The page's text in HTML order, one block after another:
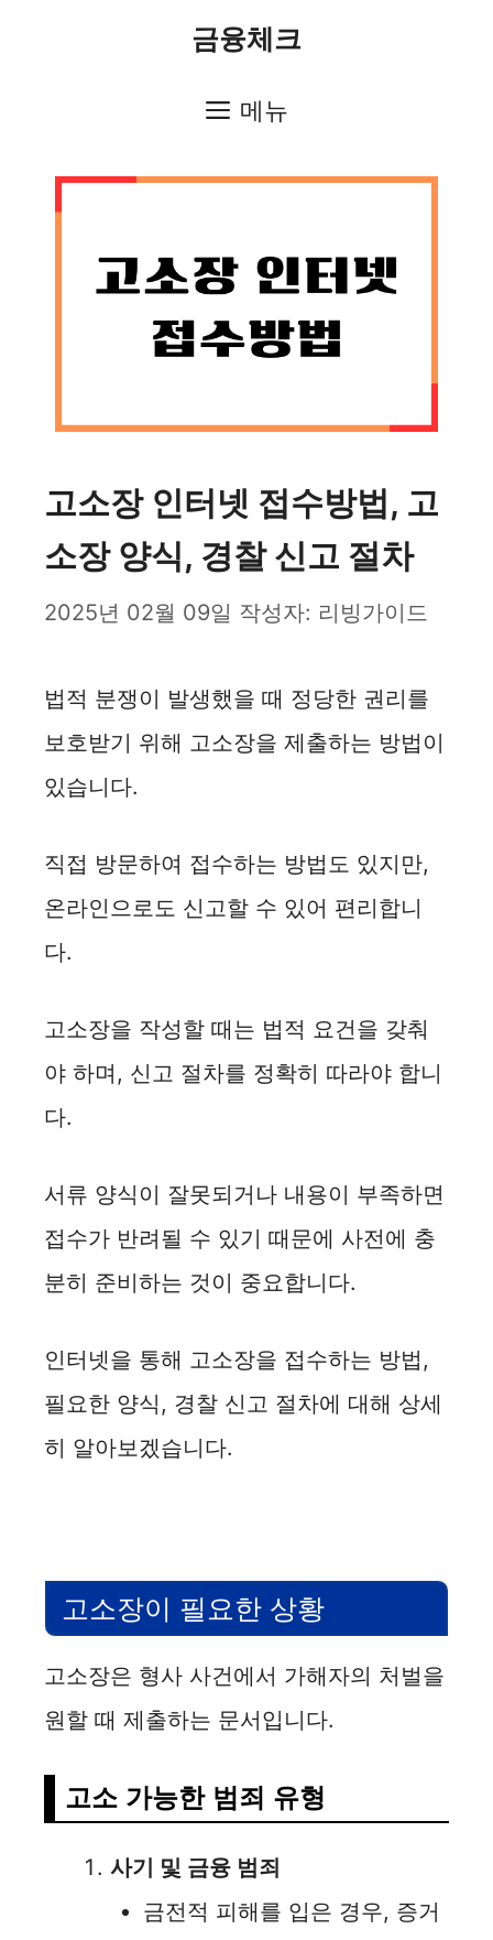
금융체크
메뉴
고소장 인터넷 접수방법, 고
소장 양식, 경찰 신고 절차
2025년 02월 09일 작성자: 리빙가이드
법적 분쟁이 발생했을 때 정당한 권리를
보호받기 위해 고소장을 제출하는 방법이
있습니다.
직접 방문하여 접수하는 방법도 있지만,
온라인으로도 신고할 수 있어 편리합니
다.
고소장을 작성할 때는 법적 요건을 갖춰
야 하며, 신고 절차를 정확히 따라야 합니
다.
서류 양식이 잘못되거나 내용이 부족하면
접수가 반려될 수 있기 때문에 사전에 충
분히 준비하는 것이 중요합니다.
인터넷을 통해 고소장을 접수하는 방법,
필요한 양식, 경찰 신고 절차에 대해 상세
히 알아보겠습니다.
고소장이 필요한 상황
고소장은 형사 사건에서 가해자의 처벌을
원할 때 제출하는 문서입니다.
고소 가능한 범죄 유형
사기 및 금융 범죄
금전적 피해를 입은 경우, 증거